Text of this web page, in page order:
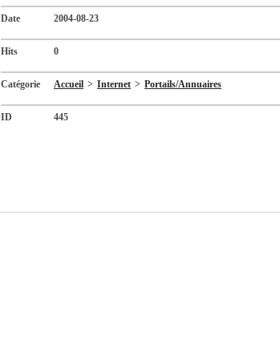
Date 2004-08-23
Hits 0
Catégorie Accueil > Internet > Portails/Annuaires
ID 445